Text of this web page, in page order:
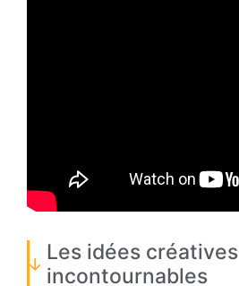
Les idées créatives
incontournables